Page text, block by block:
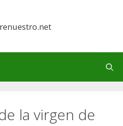
la virgen de